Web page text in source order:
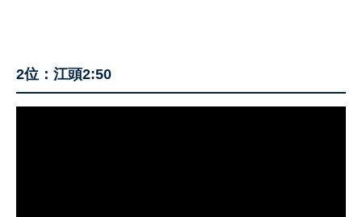
2位：江頭2:50